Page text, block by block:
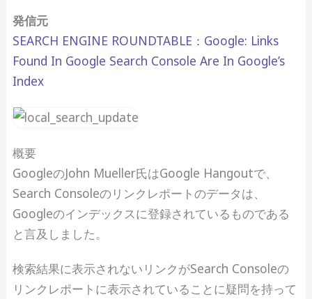
発信元
SEARCH ENGINE ROUNDTABLE：Google: Links
Found In Google Search Console Are In Google’s
Index
概要
GoogleのJohn Mueller氏はGoogle Hangoutで、
Search Consoleのリンクレポートのデータは、
Googleのインデックスに登録されているものである
と言及しました。
検索結果に表示されないリンクがSearch Consoleの
リンクレポートに表示されていることに疑問を持って